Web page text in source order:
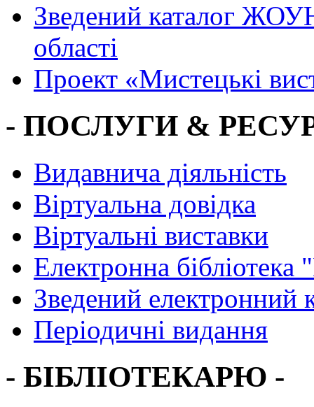
Зведений каталог
області
Проект «Мистецькі
- ПОСЛУГИ &
Видавнича діяльність
Віртуальна довідка
Віртуальні виставки
Електронна
Зведений електронний
Періодичні видання
- БІБЛІОТЕКАРЮ -